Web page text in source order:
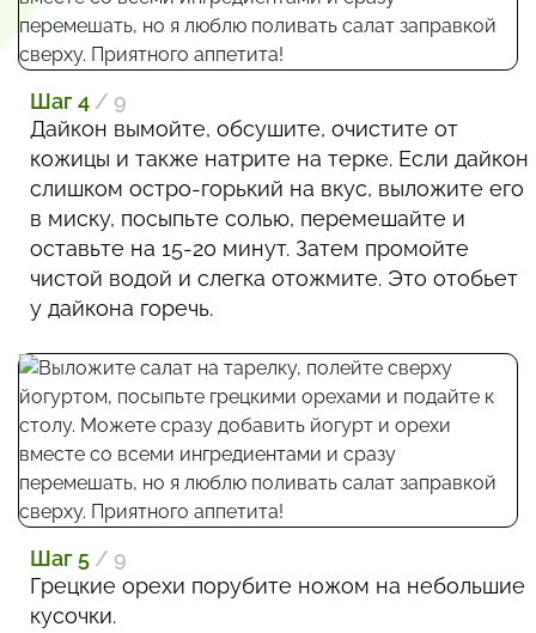
Шаг 4 / 9
Дайкон вымойте, обсушите, очистите от
кожицы и также натрите на терке. Если дайкон
слишком остро-горький на вкус, выложите его
в миску, посыпьте солью, перемешайте и
оставьте на 15-20 минут. Затем промойте
чистой водой и слегка отожмите. Это отобьет
у дайкона горечь.
Шаг 5 / 9
Грецкие орехи порубите ножом на небольшие
кусочки.